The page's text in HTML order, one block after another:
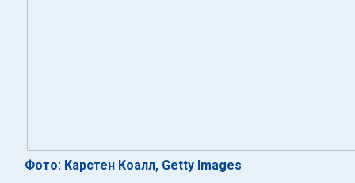
Фото: Карстен Коалл, Getty Images